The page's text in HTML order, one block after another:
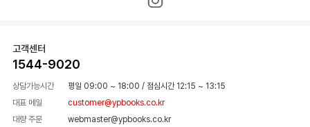
고객센터
1544-9020
상담가능시간 평일 09:00 ~ 18:00 / 점심시간 12:15 ~ 13:15
대표 메일
customer@ypbooks.co.kr
대량 주문
webmaster@ypbooks.co.kr